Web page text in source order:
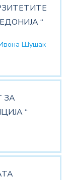
“
Ивона Шушак
ЗА
“